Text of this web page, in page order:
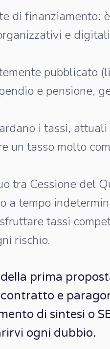
di finanziamento:
e
e pensione,
i tassi,
un tasso molto
Cessione del
tempo
tassi
rischio.
prima
e
di sintesi o
ogni dubbio.